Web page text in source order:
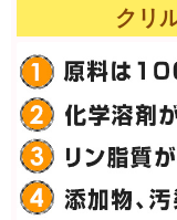
クリ